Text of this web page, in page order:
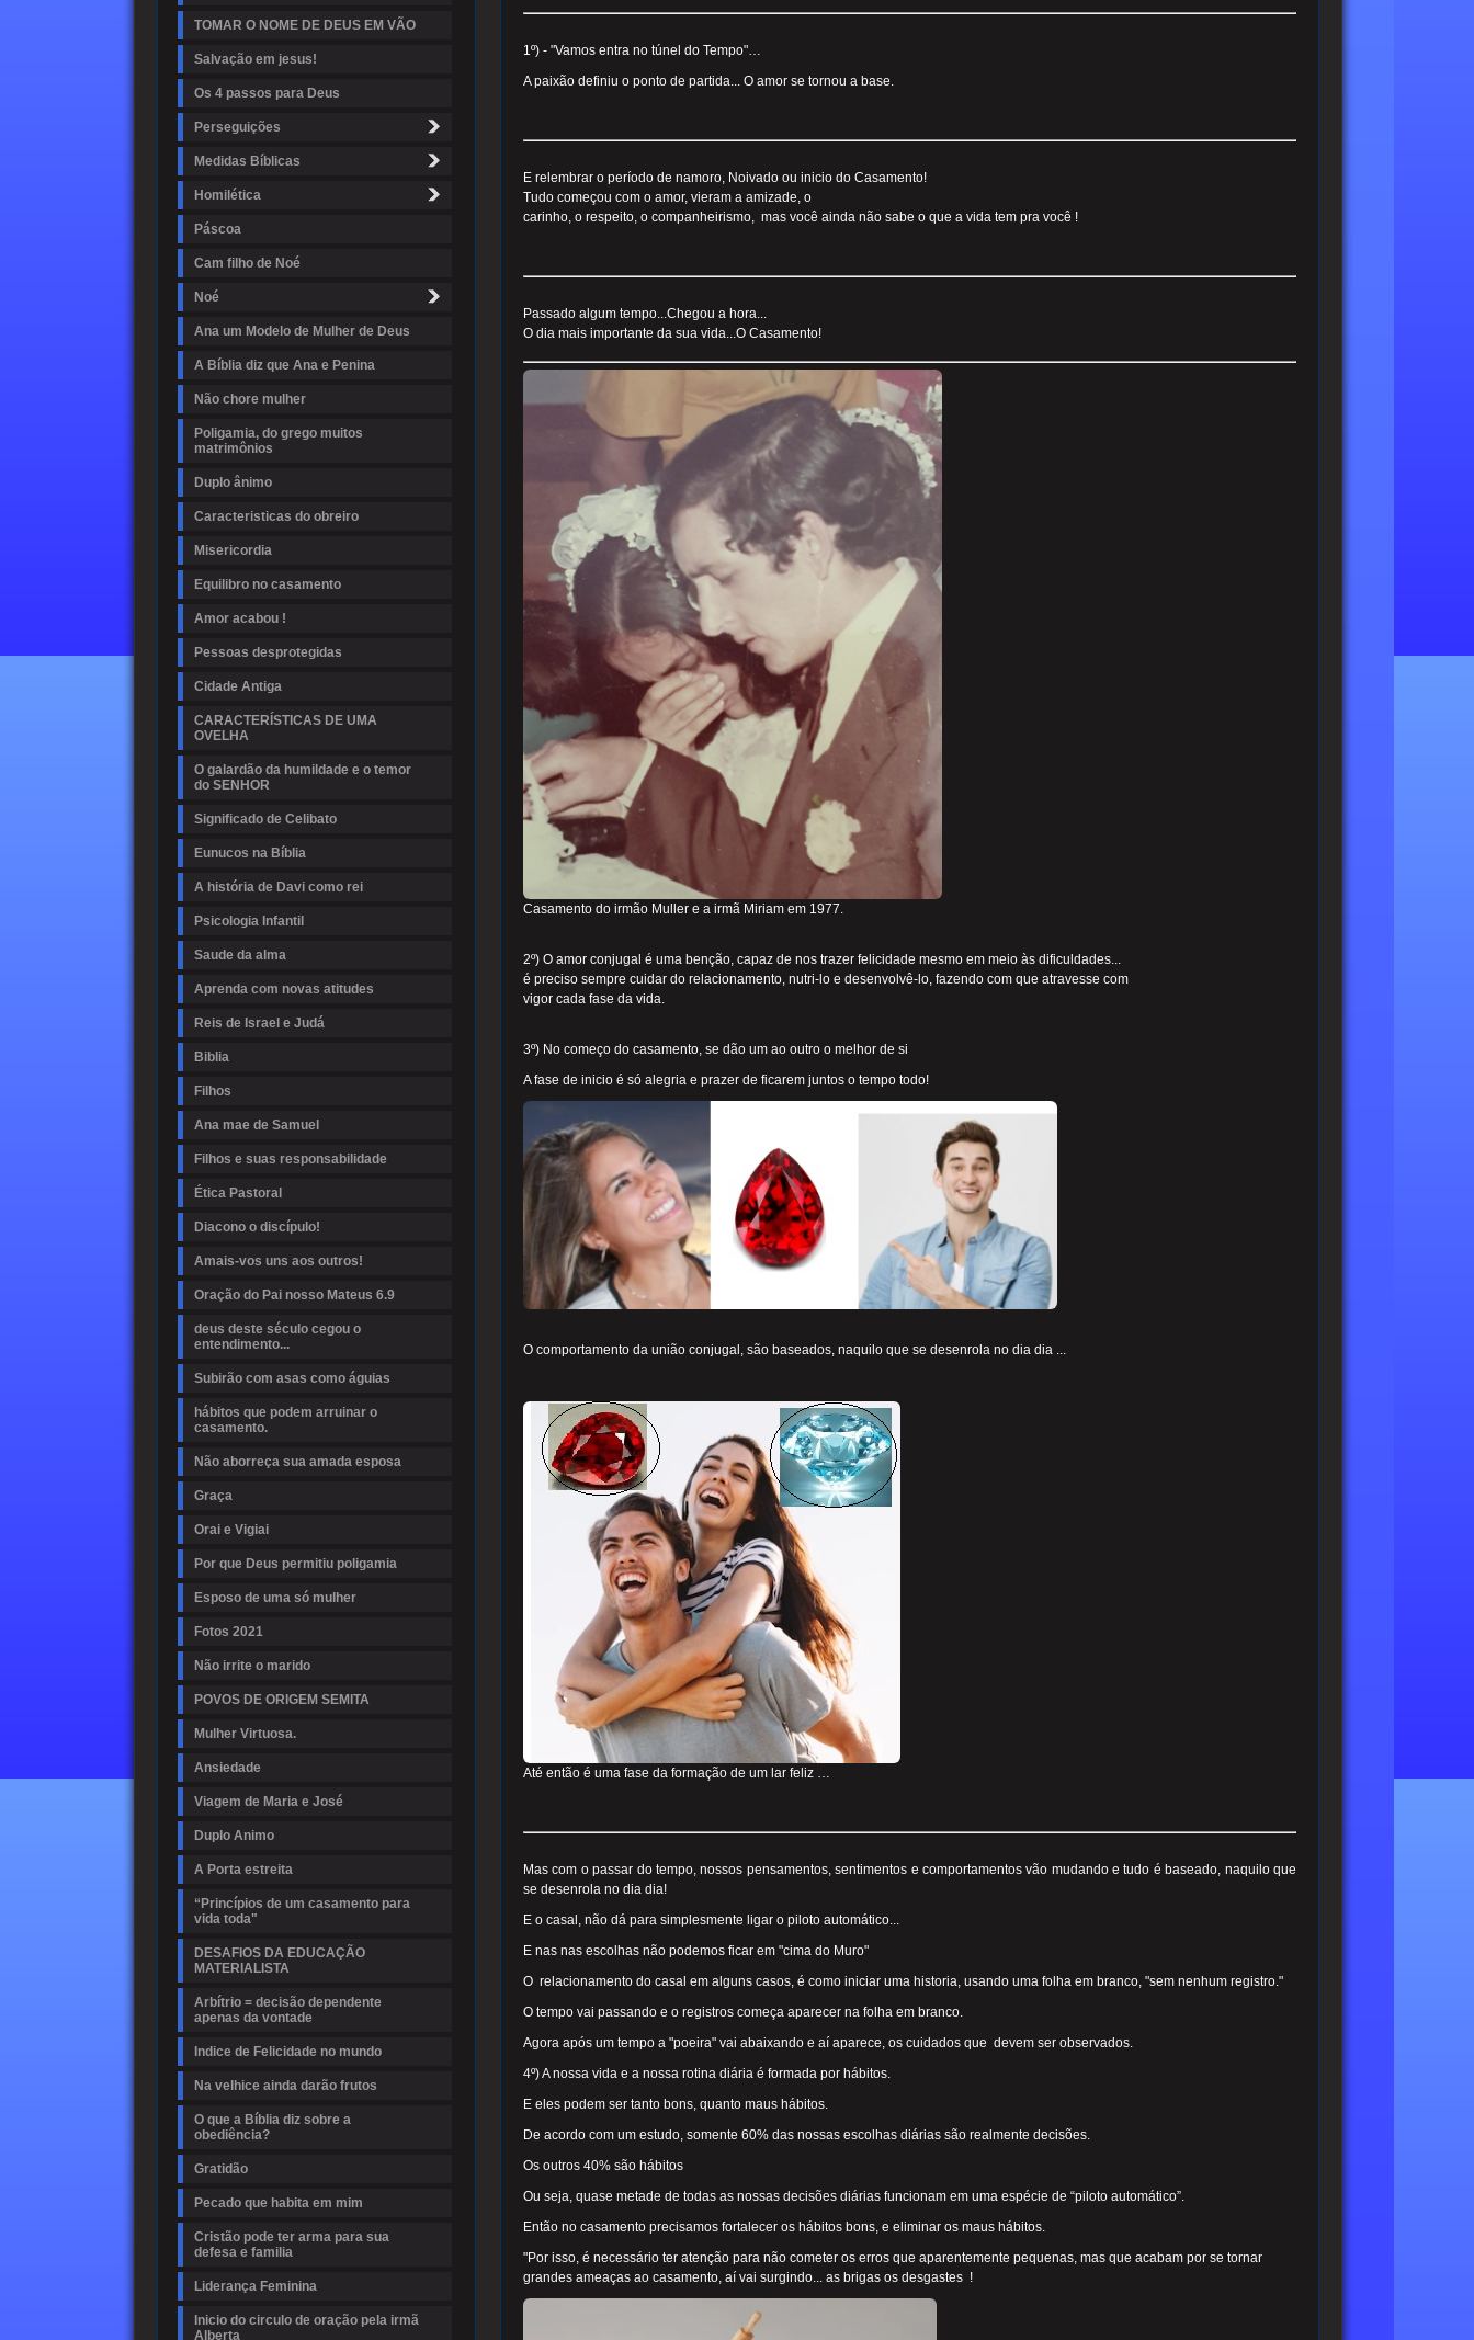
TOMAR O NOME DE DEUS EM VÃO
Salvação em jesus!
Os 4 passos para Deus
Perseguições
Medidas Bíblicas
Homilética
Páscoa
Cam filho de Noé
Noé
Ana um Modelo de Mulher de Deus
A Bíblia diz que Ana e Penina
Não chore mulher
Poligamia, do grego muitos
matrimônios
Duplo ânimo
Caracteristicas do obreiro
Misericordia
Equilibro no casamento
Amor acabou !
Pessoas desprotegidas
Cidade Antiga
CARACTERÍSTICAS DE UMA
OVELHA
O galardão da humildade e o temor
do SENHOR
Significado de Celibato
Eunucos na Bíblia
A história de Davi como rei
Psicologia Infantil
Saude da alma
Aprenda com novas atitudes
Reis de Israel e Judá
Biblia
Filhos
Ana mae de Samuel
Filhos e suas responsabilidade
Ética Pastoral
Diacono o discípulo!
Amais-vos uns aos outros!
Oração do Pai nosso Mateus 6.9
deus deste século cegou o
entendimento...
Subirão com asas como águias
hábitos que podem arruinar o
casamento.
Não aborreça sua amada esposa
Graça
Orai e Vigiai
Por que Deus permitiu poligamia
Esposo de uma só mulher
Fotos 2021
Não irrite o marido
POVOS DE ORIGEM SEMITA
Mulher Virtuosa.
Ansiedade
Viagem de Maria e José
Duplo Animo
A Porta estreita
“Princípios de um casamento para
vida toda"
DESAFIOS DA EDUCAÇÃO
MATERIALISTA
Arbítrio = decisão dependente
apenas da vontade
Indice de Felicidade no mundo
Na velhice ainda darão frutos
O que a Bíblia diz sobre a
obediência?
Gratidão
Pecado que habita em mim
Cristão pode ter arma para sua
defesa e familia
Liderança Feminina
Inicio do circulo de oração pela irmã
Alberta
1º) - "Vamos entra no túnel do Tempo"…
A paixão definiu o ponto de partida... O amor se tornou a base.
E relembrar o período de namoro, Noivado ou inicio do Casamento!
Tudo começou com o amor, vieram a amizade, o
carinho, o respeito, o companheirismo, mas você ainda não sabe o que a vida tem pra você !
Passado algum tempo...Chegou a hora...
O dia mais importante da sua vida...O Casamento!
Casamento do irmão Muller e a irmã Miriam em 1977.
2º) O amor conjugal é uma benção, capaz de nos trazer felicidade mesmo em meio às dificuldades...
é preciso sempre cuidar do relacionamento, nutri-lo e desenvolvê-lo, fazendo com que atravesse com
vigor cada fase da vida.
3º) No começo do casamento, se dão um ao outro o melhor de si
A fase de inicio é só alegria e prazer de ficarem juntos o tempo todo!
O comportamento da união conjugal, são baseados, naquilo que se desenrola no dia dia ...
Até então é uma fase da formação de um lar feliz …
Mas com o passar do tempo, nossos pensamentos, sentimentos e comportamentos vão mudando e tudo é baseado, naquilo que
se desenrola no dia dia!
E o casal, não dá para simplesmente ligar o piloto automático...
E nas nas escolhas não podemos ficar em "cima do Muro"
O relacionamento do casal em alguns casos, é como iniciar uma historia, usando uma folha em branco, "sem nenhum registro."
O tempo vai passando e o registros começa aparecer na folha em branco.
Agora após um tempo a "poeira" vai abaixando e aí aparece, os cuidados que devem ser observados.
4º) A nossa vida e a nossa rotina diária é formada por hábitos.
E eles podem ser tanto bons, quanto maus hábitos.
De acordo com um estudo, somente 60% das nossas escolhas diárias são realmente decisões.
Os outros 40% são hábitos
Ou seja, quase metade de todas as nossas decisões diárias funcionam em uma espécie de “piloto automático”.
Então no casamento precisamos fortalecer os hábitos bons, e eliminar os maus hábitos.
"Por isso, é necessário ter atenção para não cometer os erros que aparentemente pequenas, mas que acabam por se tornar
grandes ameaças ao casamento, aí vai surgindo... as brigas os desgastes !